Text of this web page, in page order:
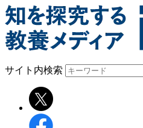
サイト内検索